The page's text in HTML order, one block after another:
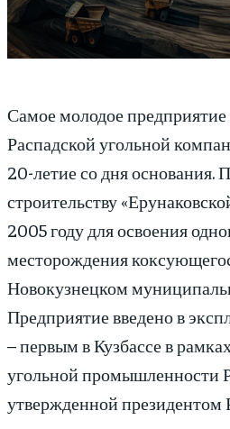
Самое молодое
Распадской угольной
20-летие со дня основания.
строительству
2005 году для освоения
месторождения
Новокузнецком
Предприятие введено в
– первым в Кузбассе в
угольной промышленности
утвержденной